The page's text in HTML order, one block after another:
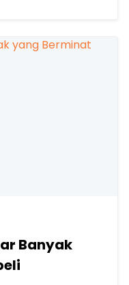
Banyak